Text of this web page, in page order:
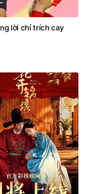
lời chỉ trích cay